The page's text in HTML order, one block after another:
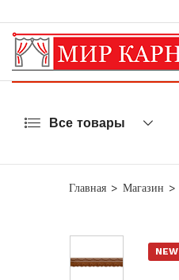
Все товары
Главная Магазин
NEW